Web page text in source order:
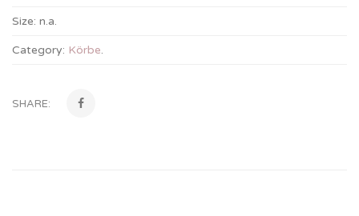
Size: n.a.
Category: Körbe.
SHARE: